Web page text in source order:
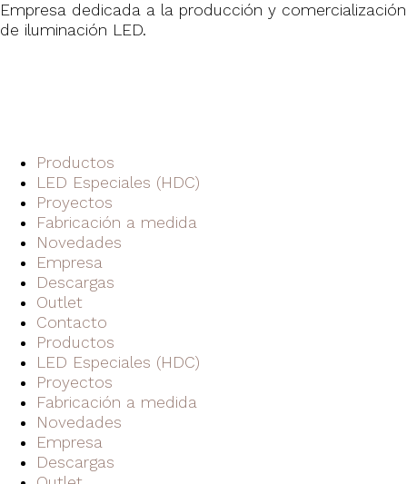
Empresa dedicada a la producción y comercialización
de iluminación LED.
Productos
LED Especiales (HDC)
Proyectos
Fabricación a medida
Novedades
Empresa
Descargas
Outlet
Contacto
Productos
LED Especiales (HDC)
Proyectos
Fabricación a medida
Novedades
Empresa
Descargas